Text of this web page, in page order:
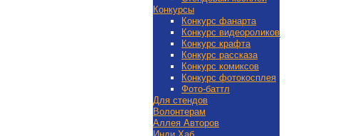
Конкурсы
Конкурс фанарта
Конкурс видеороликов
Конкурс крафта
Конкурс рассказа
Конкурс комиксов
Конкурс фотокосплея
Фото-баттл
Для стендов
Волонтерам
Аллея Авторов